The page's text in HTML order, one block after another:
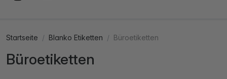
Startseite Blanko Etiketten Büroetiketten
Büroetiketten